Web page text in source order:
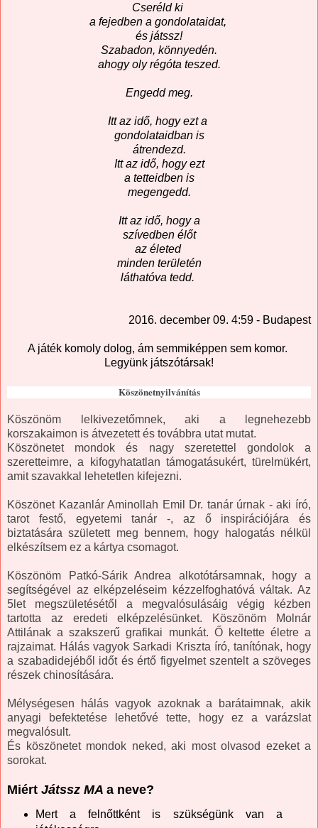
Cseréld ki
a fejedben a gondolataidat,
és játssz!
Szabadon, könnyedén.
ahogy oly régóta teszed.
Engedd meg.
Itt az idő, hogy ezt a
gondolataidban is
átrendezd.
Itt az idő, hogy ezt
a tetteidben is
megengedd.
Itt az idő, hogy a
szívedben élőt
az életed
minden területén
láthatóva tedd.
2016. december 09. 4:59 - Budapest
A játék komoly dolog, ám semmiképpen sem komor.
Legyünk játszótársak!
Köszönetnyilvánítás
Köszönöm lelkivezetőmnek, aki a legnehezebb
korszakaimon is átvezetett és továbbra utat mutat.
Köszönetet mondok és nagy szeretettel gondolok a
szeretteimre, a kifogyhatatlan támogatásukért, türelmükért,
amit szavakkal lehetetlen kifejezni.
Köszönet Kazanlár Aminollah Emil Dr. tanár úrnak - aki író,
tarot festő, egyetemi tanár -, az ő inspirációjára és
biztatására született meg bennem, hogy halogatás nélkül
elkészítsem ez a kártya csomagot.
Köszönöm Patkó-Sárik Andrea alkotótársamnak, hogy a
segítségével az elképzeléseim kézzelfoghatóvá váltak. Az
5let megszületésétől a megvalósulásáig végig kézben
tartotta az eredeti elképzelésünket. Köszönöm
Molnár
Attilának a szakszerű grafikai munkát. Ő keltette életre a
rajzaimat. Hálás vagyok Sarkadi Kriszta író, tanítónak, hogy
a szabadidejéből időt és értő figyelmet szentelt a szöveges
részek chinosítására.
Mélységesen hálás vagyok azoknak a barátaimnak, akik
anyagi befektetése lehetővé tette, hogy ez a varázslat
megvalósult.
És köszönetet mondok neked, aki most olvasod ezeket a
sorokat.
Miért Játssz MA a neve?
Mert a felnőttként is szükségünk van a